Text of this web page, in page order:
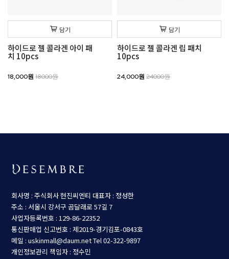
담기
하이드로 젤 콜라겐 아이 패
치 10pcs
18,000원 18000원
담기
하이드로 젤 콜라겐 립 패치
10pcs
24,000원 24000원
회사명 : 주식회사 현진씨엔티 대표자 : 정성한
주소 : 서울시 강서구 곰달래로 57길 7
사업자등록번호 : 129-86-22352
통신판매업 신고번호 : 제2019-경기김포-0843호
메일 : uskinmall@daum.netTel 02-322-9897
개인정보관리 책임자 : 정수민